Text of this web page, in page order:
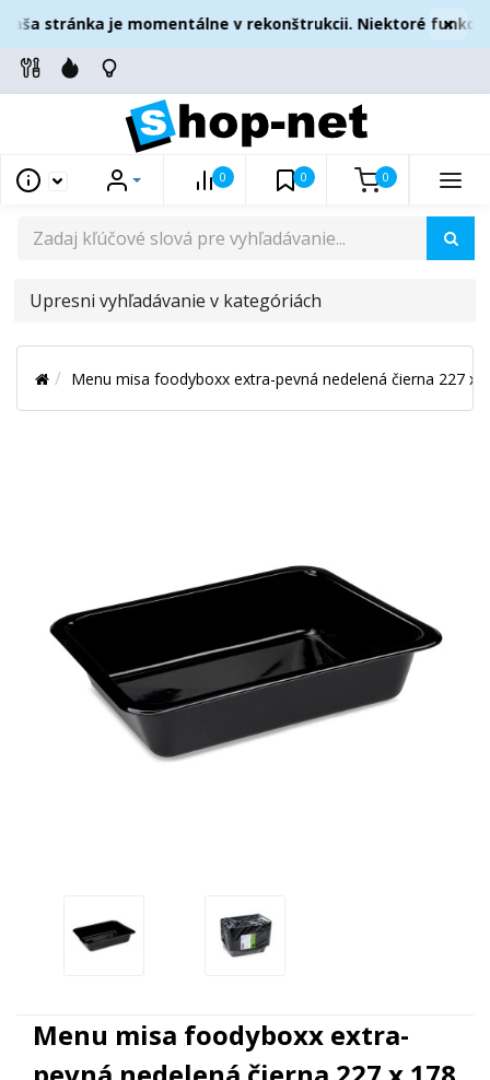
stránka je momentálne v rekonštrukcii. Niektoré funkcie
×
0 0 0
UPRESNI
V
KATEGÓRIÁCH
Menu misa foodyboxx extra-pevná nedelená čierna 227 x
Menu misa foodyboxx extra-